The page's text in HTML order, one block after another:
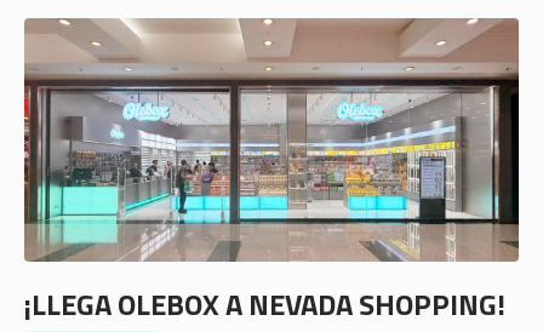
¡LLEGA OLEBOX A NEVADA SHOPPING!